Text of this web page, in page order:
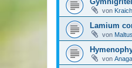
von
Lamium
von Maltus
von